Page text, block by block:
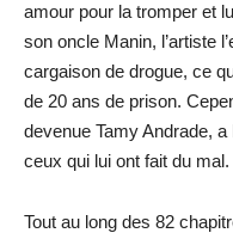
amour pour la tromper et
son oncle Manin, l’artiste
cargaison de drogue, ce
de 20 ans de prison.
devenue Tamy Andrade,
ceux qui lui ont fait du mal.
Tout au long des 82